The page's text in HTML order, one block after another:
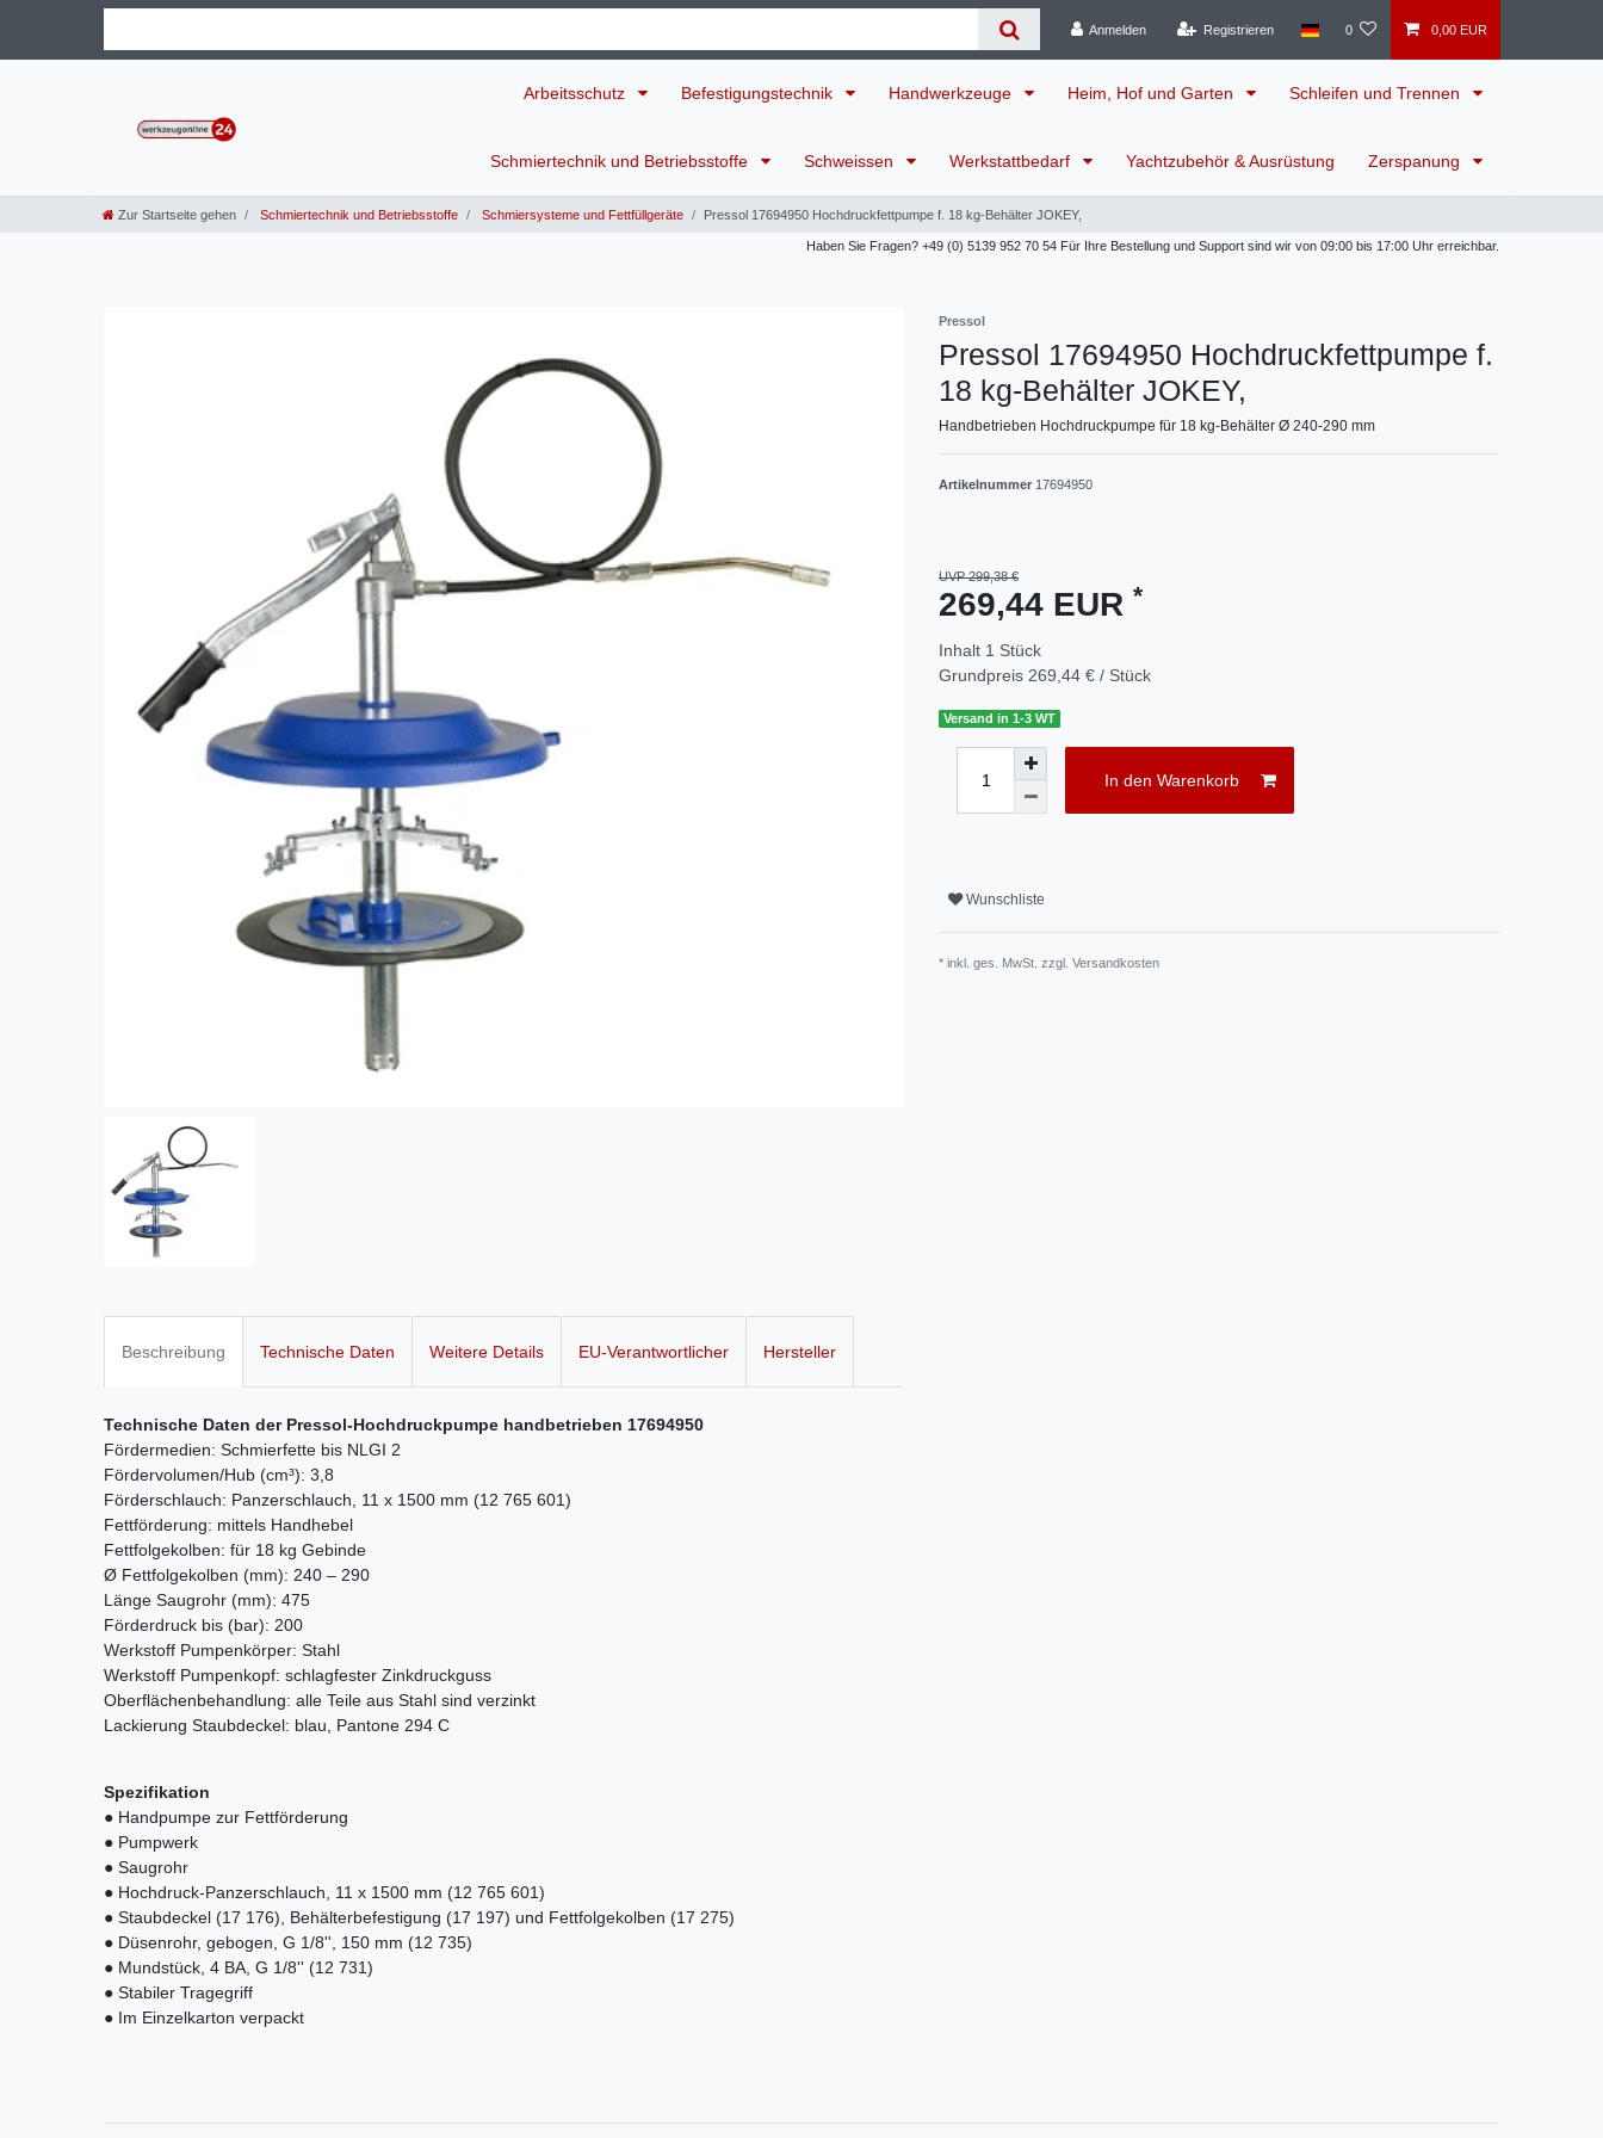
Anmelden Registrieren 0 0,00 EUR
Arbeitsschutz Befestigungstechnik Handwerkzeuge Heim, Hof und Garten Schleifen und Trennen
Schmiertechnik und Betriebsstoffe Schweissen Werkstattbedarf Yachtzubehör & Ausrüstung Zerspanung
Zur Startseite gehen Schmiertechnik und Betriebsstoffe Schmiersysteme und Fettfüllgeräte Pressol 17694950 Hochdruckfettpumpe f. 18 kg-Behälter JOKEY,
Haben Sie Fragen? +49 (0) 5139 952 70 54 Für Ihre Bestellung und Support sind wir von 09:00 bis 17:00 Uhr erreichbar.
Pressol
Pressol 17694950 Hochdruckfettpumpe f.
18 kg-Behälter JOKEY,
Handbetrieben Hochdruckpumpe für 18 kg-Behälter Ø 240-290 mm
Artikelnummer 17694950
UVP 299,38 €
269,44 EUR *
Inhalt 1 Stück
Grundpreis 269,44 € / Stück
Versand in 1-3 WT
In den Warenkorb
Wunschliste
* inkl. ges. MwSt. zzgl. Versandkosten
Beschreibung Technische Daten Weitere Details EU-Verantwortlicher Hersteller
Technische Daten der Pressol-Hochdruckpumpe handbetrieben 17694950
Fördermedien: Schmierfette bis NLGI 2
Fördervolumen/Hub (cm³): 3,8
Förderschlauch: Panzerschlauch, 11 x 1500 mm (12 765 601)
Fettförderung: mittels Handhebel
Fettfolgekolben: für 18 kg Gebinde
Ø Fettfolgekolben (mm): 240 – 290
Länge Saugrohr (mm): 475
Förderdruck bis (bar): 200
Werkstoff Pumpenkörper: Stahl
Werkstoff Pumpenkopf: schlagfester Zinkdruckguss
Oberflächenbehandlung: alle Teile aus Stahl sind verzinkt
Lackierung Staubdeckel: blau, Pantone 294 C
Spezifikation
● Handpumpe zur Fettförderung
● Pumpwerk
● Saugrohr
● Hochdruck-Panzerschlauch, 11 x 1500 mm (12 765 601)
● Staubdeckel (17 176), Behälterbefestigung (17 197) und Fettfolgekolben (17 275)
● Düsenrohr, gebogen, G 1/8'', 150 mm (12 735)
● Mundstück, 4 BA, G 1/8'' (12 731)
● Stabiler Tragegriff
● Im Einzelkarton verpackt